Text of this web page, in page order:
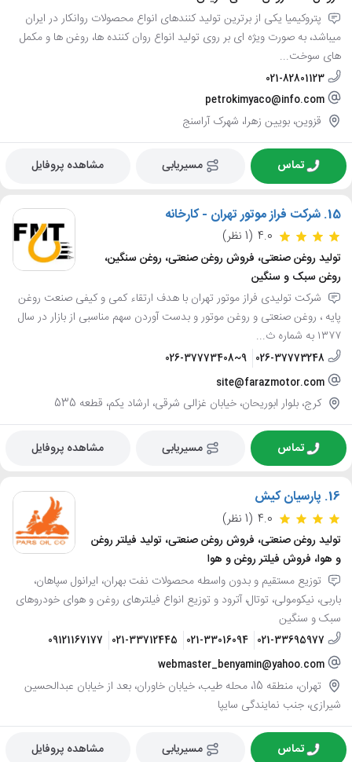
پتروکیمیا یکی از برترین تولید کنندهای انواع محصولات روانکار در ایران
میباشد، به صورت ویژه ای بر روی تولید انواع روان کننده ها، روغن ها و مکمل
های سوخت...
021-82801123
petrokimyaco@info.com
قزوین، بویین زهرا، شهرک آراسنج
تماس مسیریابی مشاهده پروفایل
15. شرکت فراز موتور تهران - کارخانه
4.0 (1 نظر)
تولید روغن صنعتی، فروش روغن صنعتی، روغن سنگین،
روغن سبک و سنگین
شرکت تولیدی فراز موتور تهران با هدف ارتقاء کمی و کیفی صنعت روغن
پایه ، روغن صنعتی و روغن موتور و بدست آوردن سهم مناسبی از بازار در سال
۱۳۷۷ به شماره ث...
026-37773248
026-37773408~9
site@farazmotor.com
کرج، بلوار ابوریحان، خیابان غزالی شرقی، ارشاد یکم، قطعه 535
تماس مسیریابی مشاهده پروفایل
16. پارسیان کیش
4.0 (1 نظر)
تولید روغن صنعتی، فروش روغن صنعتی، تولید فیلتر روغن
و هوا، فروش فیلتر روغن و هوا
توزیع مستقیم و بدون واسطه محصولات نفت بهران، ایرانول سپاهان،
باربی، نیکومولی، توتال، آترود و توزیع انواع فیلترهای روغن و هوای خودروهای
سبک و سنگین
021-33695977
021-33016094
021-33712445
09121167177
webmaster_benyamin@yahoo.com
تهران، منطقه 15، محله طیب، خیابان خاوران، بعد از خیابان عبدالحسین
شیرازی، جنب نمایندگی سایپا
تماس مسیریابی مشاهده پروفایل